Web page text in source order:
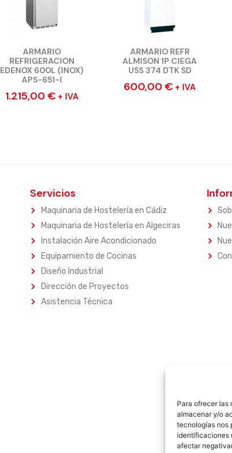
Para ofrecer las
almacenar y/o
tecnologías nos
identificaciones
afectar
ARMARIO
REFRIGERACION
EDENOX 600L (INOX)
APS-651-I
1.215,00 € + IVA
ARMARIO REFR
ALMISON 1P CIEGA
USS 374 DTK SD
600,00€ + IVA
Servicios
Maquinaria de Hostelería en Cádiz
Maquinaria de Hostelería en Algeciras
Instalación Aire Acondicionado
Equipamiento de Cocinas
Diseño Industrial
Dirección de Proyectos
Asistencia Técnica